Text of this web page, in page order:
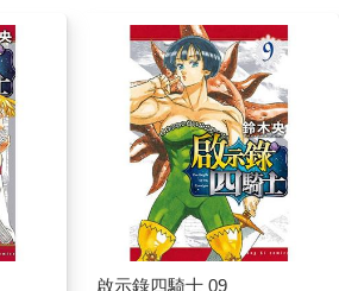
啟示錄四騎士 09